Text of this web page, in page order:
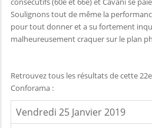
Soulignons tout de même la
pour tout donner et a su fortement
malheureusement craquer sur le plan
Retrouvez tous les résultats de cette
Conforama :
Vendredi 25 Janvier 2019